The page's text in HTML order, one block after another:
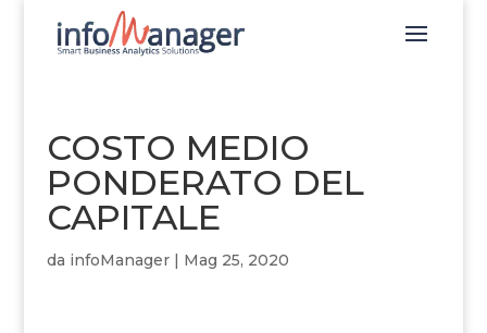
COSTO MEDIO
PONDERATO DEL
CAPITALE
da infoManager| Mag 25, 2020